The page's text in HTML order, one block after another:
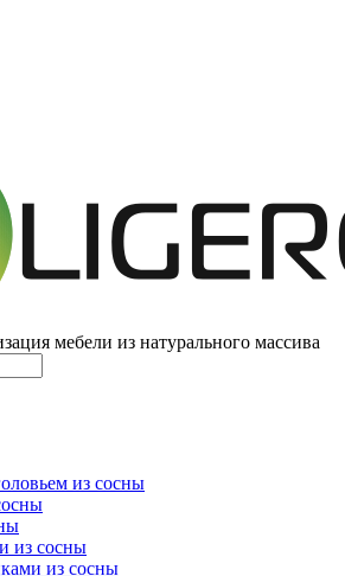
мебели из натурального массива
из сосны
из сосны
из сосны